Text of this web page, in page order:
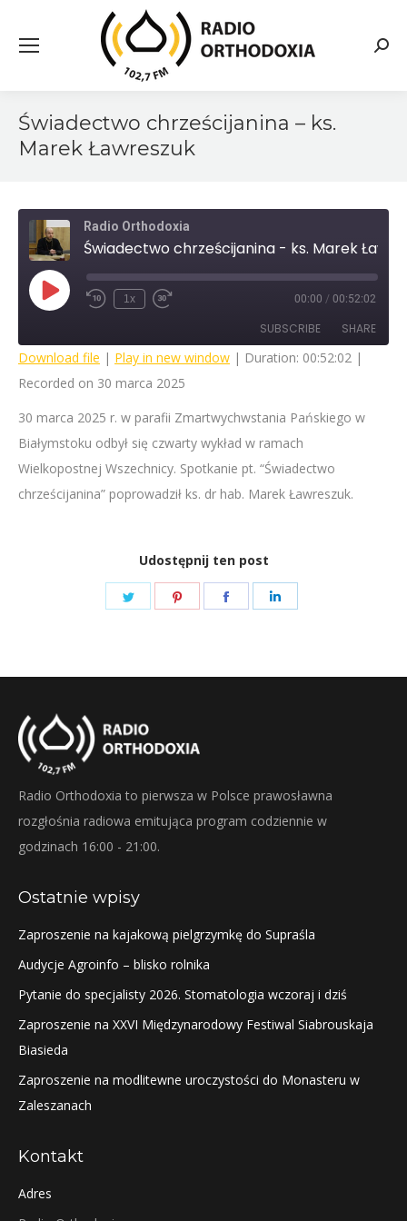
Świadectwo chrześcijanina – ks.
Marek Ławreszuk
Radio Orthodoxia
Play
EpisodeRewind
1x
Fast
seconds
00:00 / 00:52:02
SUBSCRIBE SHARE
SHARE
LINK
EMBED
Download file | Play in new window | Duration: 00:52:02 |
Recorded on 30 marca 2025
30 marca 2025 r. w parafii Zmartwychwstania Pańskiego w
Białymstoku odbył się czwarty wykład w ramach
Wielkopostnej Wszechnicy. Spotkanie pt. “Świadectwo
chrześcijanina” poprowadził ks. dr hab. Marek Ławreszuk.
Udostępnij ten post
Share
Share
Share
Radio Orthodoxia to pierwsza w Polsce prawosławna
rozgłośnia radiowa emitująca program codziennie w
godzinach 16:00 - 21:00.
Ostatnie wpisy
Zaproszenie na kajakową pielgrzymkę do Supraśla
Audycje Agroinfo – blisko rolnika
Pytanie do specjalisty 2026. Stomatologia wczoraj i dziś
Zaproszenie na XXVI Międzynarodowy Festiwal Siabrouskaja
Biasieda
Zaproszenie na modlitewne uroczystości do Monasteru w
Zaleszanach
Kontakt
Adres